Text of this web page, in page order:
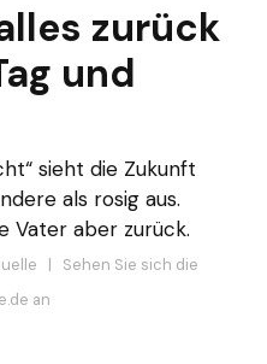
zurück
und
sieht die Zukunft
als rosig aus.
Vater aber zurück.
| Sehen Sie sich die
an